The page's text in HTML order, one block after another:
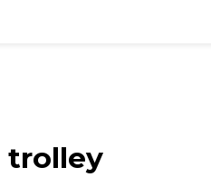
trolley